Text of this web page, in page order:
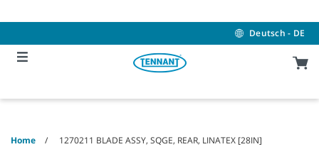
to
to
menu
Deutsch - DE
Home 1270211 BLADE ASSY, SQGE, REAR, LINATEX [28IN]